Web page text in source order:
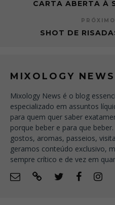
CARTA ABERTA À
SHOT DE
MIXOLOGY NEWS
Mixology News é o blog
especializado em assuntos
para quem quer saber
porque beber e para que
gostos, aromas, passeios,
geramos conteúdo exclusivo,
sempre crítico e de vez em